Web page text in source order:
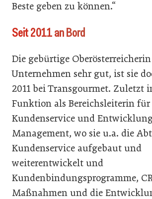
Beste geben zu können.“
Seit 2011 an Bord
Die gebürtige
Unternehmen sehr gut, ist sie
2011 bei Transgourmet. Zuletzt
Funktion als Bereichsleiterin für
Kundenservice und
Management, wo sie u.a. die
Kundenservice aufgebaut und
weiterentwickelt und
Kundenbindungsprogramme,
Maßnahmen und die